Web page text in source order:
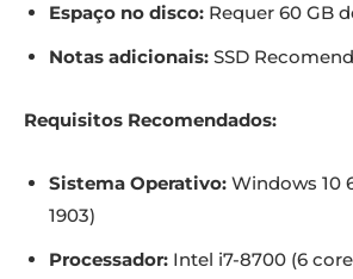
Espaço no disco: Requer 60 GB
Notas adicionais: SSD
Requisitos Recomendados:
Sistema Operativo: Windows 10
1903)
Processador: Intel i7-8700 (6